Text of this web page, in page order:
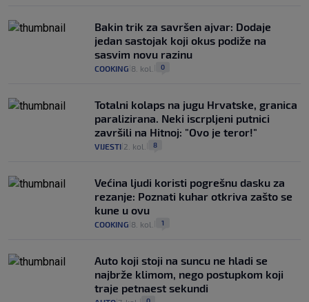
Bakin trik za savršen ajvar: Dodaje
jedan sastojak koji okus podiže na
sasvim novu razinu
COOKING 8. kol. 0
Totalni kolaps na jugu Hrvatske, granica
paralizirana. Neki iscrpljeni putnici
završili na Hitnoj: "Ovo je teror!"
VIJESTI 2. kol. 8
Većina ljudi koristi pogrešnu dasku za
rezanje: Poznati kuhar otkriva zašto se
kune u ovu
COOKING 8. kol. 1
Auto koji stoji na suncu ne hladi se
najbrže klimom, nego postupkom koji
traje petnaest sekundi
0